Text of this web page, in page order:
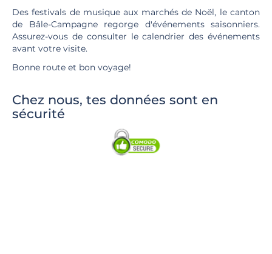
Des festivals de musique aux marchés de Noël, le canton
de Bâle-Campagne regorge d'événements saisonniers.
Assurez-vous de consulter le calendrier des événements
avant votre visite.
Bonne route et bon voyage!
Chez nous, tes données sont en
sécurité